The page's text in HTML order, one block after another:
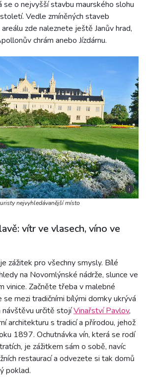
se o nejvyšší stavbu maurského slohu
Vedle zmíněných staveb
zde naleznete ještě Janův hrad,
chrám anebo Jízdárnu.
i
nejvyhledávanější místo
vítr ve vlasech, víno ve
zážitek pro všechny smysly. Bílé
na Novomlýnské nádrže, slunce ve
vinice. Začněte třeba v malebné
se mezi tradičními bílými domky ukrývá
návštěvu určitě stojíVinařství Pavlov,
architekturu s tradicí a přírodou, jehož
1897. Ochutnávka vín, která se rodí
je zážitkem sám o sobě, navíc
restaurací a odvezete si tak domů
poklad.